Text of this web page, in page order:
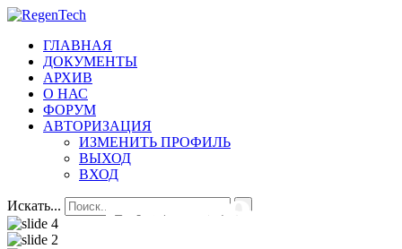
ГЛАВНАЯ
ДОКУМЕНТЫ
АРХИВ
О НАС
ФОРУМ
АВТОРИЗАЦИЯ
ИЗМЕНИТЬ ПРОФИЛЬ
ВЫХОД
ВХОД
Искать...
Добро
Всегда
Первичная
ПО 18